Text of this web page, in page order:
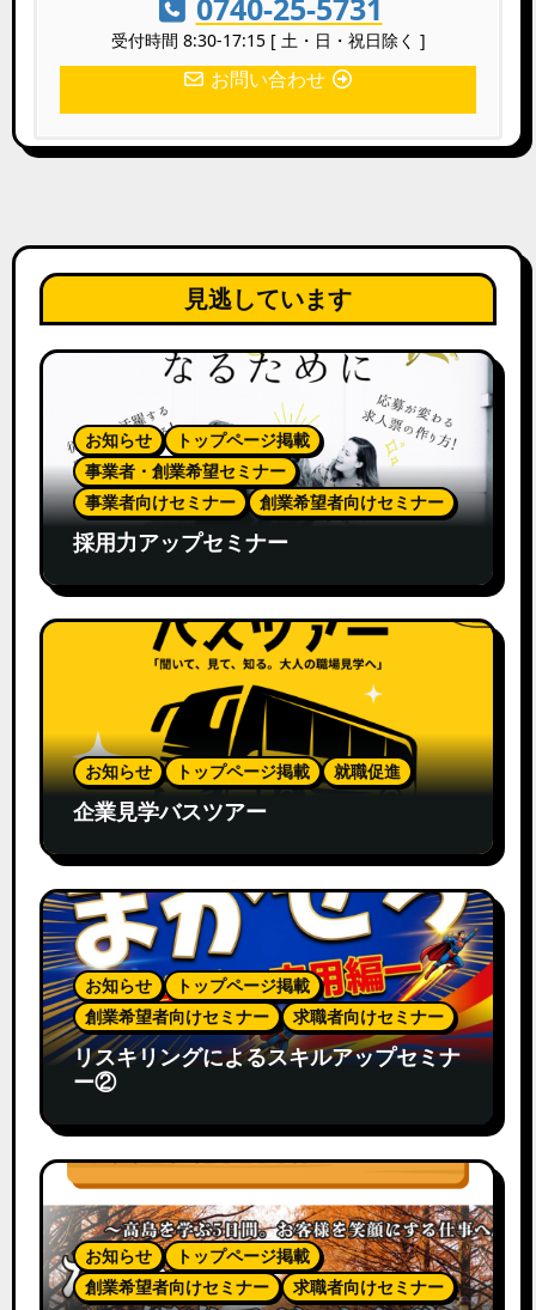
受付時間 8:30-17:15 [ 土・日・祝日除く ]
お問い合わせ
見逃しています
お知らせ
トップページ掲載
事業者・創業希望セミナー
事業者向けセミナー
創業希望者向けセミナー
採用力アップセミナー
お知らせ トップページ掲載 就職促進
企業見学バスツアー
お知らせ
トップページ掲載
創業希望者向けセミナー
求職者向けセミナー
リスキリングによるスキルアップセミナ
ー②
お知らせ
トップページ掲載
創業希望者向けセミナー
求職者向けセミナー